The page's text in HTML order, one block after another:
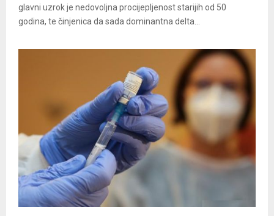
glavni uzrok je nedovoljna procijepljenost starijih od 50
godina, te činjenica da sada dominantna delta...